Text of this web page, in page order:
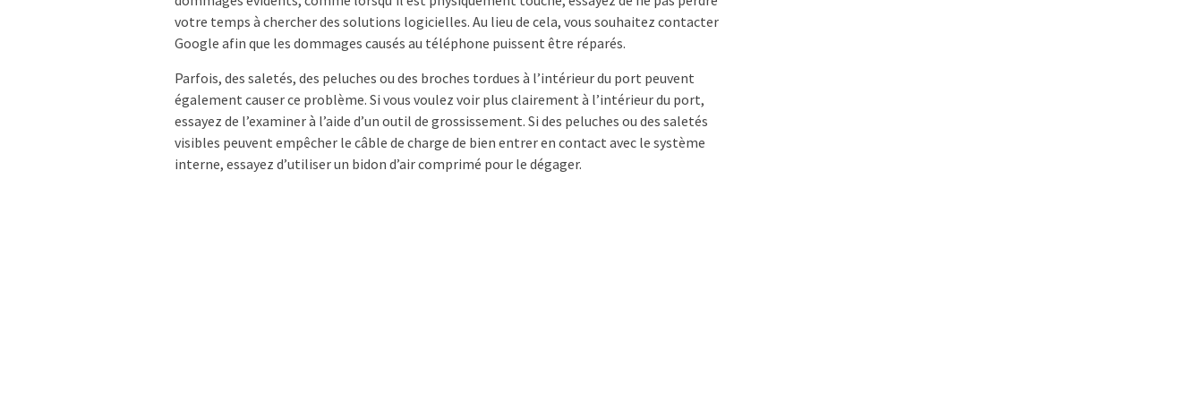
votre temps à chercher des solutions logicielles. Au lieu de cela, vous souhaitez contacter
Google afin que les dommages causés au téléphone puissent être réparés.
Parfois, des saletés, des peluches ou des broches tordues à l’intérieur du port peuvent
également causer ce problème. Si vous voulez voir plus clairement à l’intérieur du port,
essayez de l’examiner à l’aide d’un outil de grossissement. Si des peluches ou des saletés
visibles peuvent empêcher le câble de charge de bien entrer en contact avec le système
interne, essayez d’utiliser un bidon d’air comprimé pour le dégager.